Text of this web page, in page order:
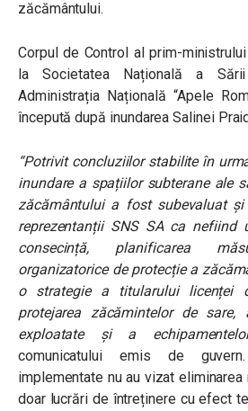
zăcământului.
Corpul de Control al prim-
la Societatea Națională a
Administrația Națională “Apele
începută după inundarea Salinei
“Potrivit concluziilor stabilite în
inundare a spațiilor subterane ale
zăcământului a fost subevaluat
reprezentanții SNS SA ca nefiind
consecință, planificarea
organizatorice de protecție a
o strategie a titularului licenței
protejarea zăcămintelor de sare,
exploatate și a
comunicatului emis de
implementate nu au vizat
doar lucrări de întreținere cu efect